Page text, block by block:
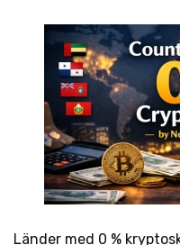
Länder med 0 %